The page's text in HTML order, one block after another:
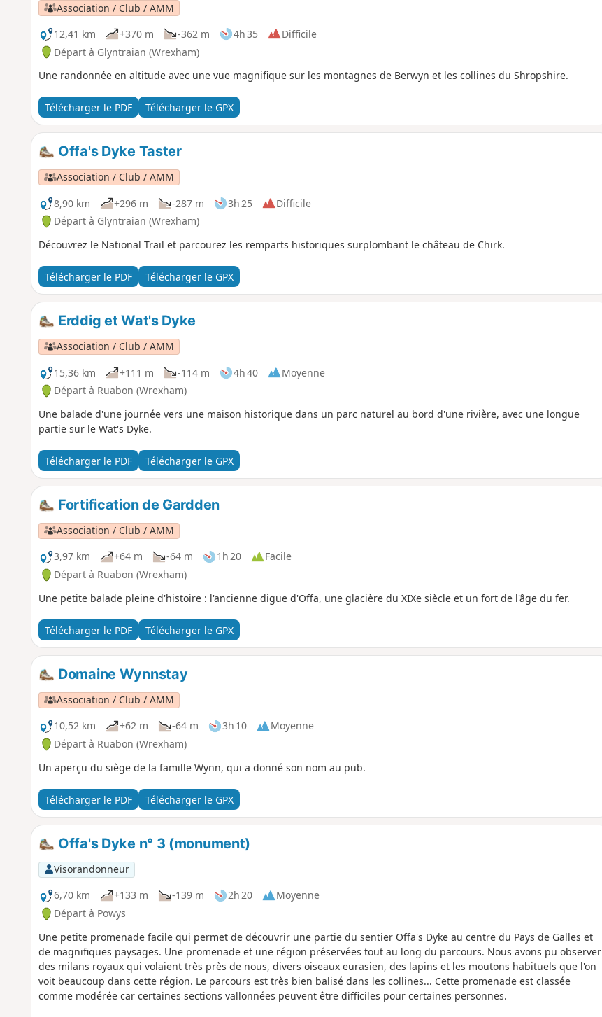
Association / Club / AMM
12,41 km
+370 m -362 m 4h 35
Difficile
Départ à Glyntraian (Wrexham)
Une randonnée en altitude avec une vue magnifique sur les montagnes de Berwyn et les collines du Shropshire.
Télécharger le PDF Télécharger le GPX
Offa's Dyke Taster
Association / Club / AMM
8,90 km
+296 m -287 m 3h 25
Difficile
Départ à Glyntraian (Wrexham)
Découvrez le National Trail et parcourez les remparts historiques surplombant le château de Chirk.
Télécharger le PDF Télécharger le GPX
Erddig et Wat's Dyke
Association / Club / AMM
15,36 km
+111 m -114 m 4h 40
Moyenne
Départ à Ruabon (Wrexham)
Une balade d'une journée vers une maison historique dans un parc naturel au bord d'une rivière, avec une longue
partie sur le Wat's Dyke.
Télécharger le PDF Télécharger le GPX
Fortification de Gardden
Association / Club / AMM
3,97 km
+64 m -64 m 1h 20
Facile
Départ à Ruabon (Wrexham)
Une petite balade pleine d'histoire : l'ancienne digue d'Offa, une glacière du XIXe siècle et un fort de l'âge du fer.
Télécharger le PDF Télécharger le GPX
Domaine Wynnstay
Association / Club / AMM
10,52 km
+62 m -64 m 3h 10
Moyenne
Départ à Ruabon (Wrexham)
Un aperçu du siège de la famille Wynn, qui a donné son nom au pub.
Télécharger le PDF Télécharger le GPX
Offa's Dyke n° 3 (monument)
Visorandonneur
6,70 km
+133 m -139 m 2h 20
Moyenne
Départ à Powys
Une petite promenade facile qui permet de découvrir une partie du sentier Offa's Dyke au centre du Pays de Galles et
de magnifiques paysages. Une promenade et une région préservées tout au long du parcours. Nous avons pu observer
des milans royaux qui volaient très près de nous, divers oiseaux eurasien, des lapins et les moutons habituels que l'on
voit beaucoup dans cette région. Le parcours est très bien balisé dans les collines... Cette promenade est classée
comme modérée car certaines sections vallonnées peuvent être difficiles pour certaines personnes.